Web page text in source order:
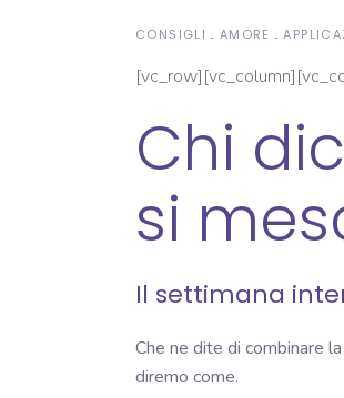
CONSIGLI AMORE
Chi
si
Il settimana
Che ne dite di combinare
diremo come.